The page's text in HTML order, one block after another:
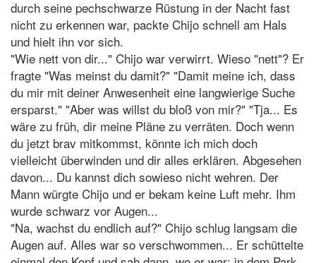
durch seine pechschwarze Rüstung in der Nacht fast
nicht zu erkennen war, packte Chijo schnell am Hals
und hielt ihn vor sich.
"Wie nett von dir..." Chijo war verwirrt. Wieso "nett"? Er
fragte "Was meinst du damit?" "Damit meine ich, dass
du mir mit deiner Anwesenheit eine langwierige Suche
ersparst." "Aber was willst du bloß von mir?" "Tja... Es
wäre zu früh, dir meine Pläne zu verräten. Doch wenn
du jetzt brav mitkommst, könnte ich mich doch
vielleicht überwinden und dir alles erklären. Abgesehen
davon... Du kannst dich sowieso nicht wehren. Der
Mann würgte Chijo und er bekam keine Luft mehr. Ihm
wurde schwarz vor Augen...
"Na, wachst du endlich auf?" Chijo schlug langsam die
Augen auf. Alles war so verschwommen... Er schüttelte